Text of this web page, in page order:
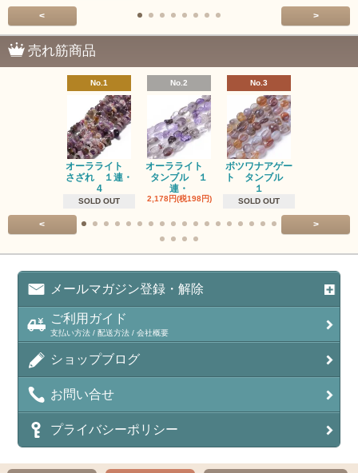
< >
売れ筋商品
No.1
オーラライト
さざれ １連・
4
SOLD OUT
No.2
オーラライト
タンブル １
連・
2,178円(税198円)
No.3
ボツワナアゲー
ト タンブル
１
SOLD OUT
< >
メールマガジン登録・解除
ご利用ガイド
支払い方法 / 配送方法 / 会社概要
ショップブログ
お問い合せ
プライバシーポリシー